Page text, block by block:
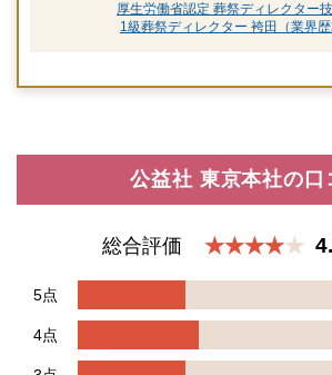
厚生労働省認定 葬祭ディレクター
1級葬祭ディレクター 袴田（業界歴
公益社 東京本社の口
総合評価 ★★★★
5点
4点